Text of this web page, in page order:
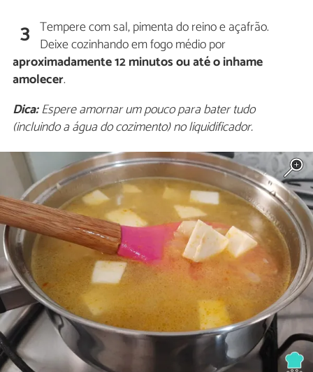
3 Tempere com sal, pimenta do reino e açafrão.
Deixe cozinhando em fogo médio por
aproximadamente 12 minutos ou até o inhame
amolecer.
Dica:Espere amornar um pouco para bater tudo
(incluindo a água do cozimento) no liquidificador.